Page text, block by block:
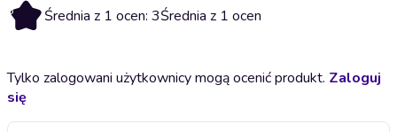
3 Średnia z 1 ocen: 3Średnia z 1 ocen
Tylko zalogowani użytkownicy mogą ocenić produkt. Zaloguj
się